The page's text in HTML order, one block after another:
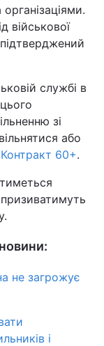
військової
службі в
зі
або
Контракт 60+.
не загрожує
і